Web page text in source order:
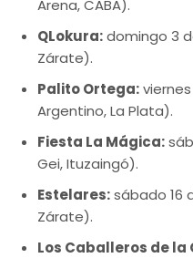
Arena, CABA).
QLokura:domingo 3
Zárate).
Palito Ortega:
Argentino, La Plata).
Fiesta La Mágica:
Gei, Ituzaingó).
Estelares:sábado 16
Zárate).
Los Caballeros de la